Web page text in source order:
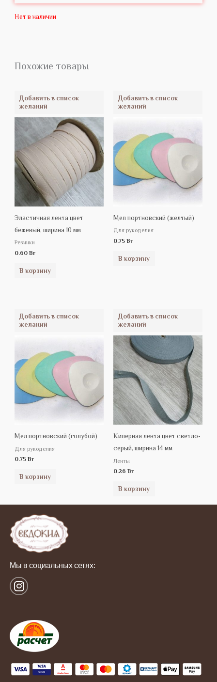
Нет в наличии
Похожие товары
Добавить в список
желаний
Эластичная лента цвет
бежевый, ширина 10 мм
Резинки
0.60 Br
В корзину
Добавить в список
желаний
Мел портновский (желтый)
Для рукоделия
0.75 Br
В корзину
Добавить в список
желаний
Мел портновский (голубой)
Для рукоделия
0.75 Br
В корзину
Добавить в список
желаний
Киперная лента цвет светло-
серый, ширина 14 мм
Ленты
0.26 Br
В корзину
Мы в социальных сетях:
I
n
a
g
r
a
m